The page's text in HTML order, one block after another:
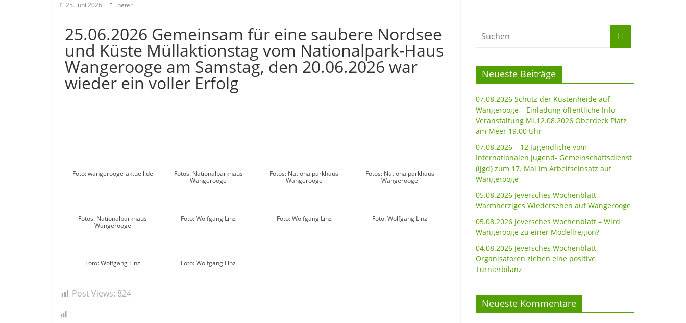
25. Juni 2026
peter
25.06.2026 Gemeinsam für eine saubere Nordsee
und Küste Müllaktionstag vom Nationalpark-Haus
Wangerooge am Samstag, den 20.06.2026 war
wieder ein voller Erfolg
Foto: wangerooge-aktuell.de
Fotos: Nationalparkhaus
Wangerooge
Fotos: Nationalparkhaus
Wangerooge
Fotos: Nationalparkhaus
Wangerooge
Fotos: Nationalparkhaus
Wangerooge
Foto: Wolfgang Linz Foto: Wolfgang Linz Foto: Wolfgang Linz
Foto: Wolfgang Linz Foto: Wolfgang Linz
Post Views: 824
Neueste Beiträge
07.08.2026 Schutz der Küstenheide auf
Wangerooge – Einladung öffentliche Info-
Veranstaltung Mi.12.08.2026 Oberdeck Platz
am Meer 19.00 Uhr
07.08.2026 – 12 Jugendliche vom
Internationalen Jugend- Gemeinschaftsdienst
(ijgd) zum 17. Mal im Arbeitseinsatz auf
Wangerooge
05.08.2026 Jeversches Wochenblatt –
Warmherziges Wiedersehen auf Wangerooge
05.08.2026 Jeversches Wochenblatt – Wird
Wangerooge zu einer Modellregion?
04.08.2026 Jeversches Wochenblatt-
Organisatoren ziehen eine positive
Turnierbilanz
Neueste Kommentare